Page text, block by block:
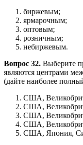
биржевым;
ярмарочным;
оптовым;
розничным;
небиржевым.
Вопрос 32. Выберите
являются центрами
(дайте наиболее
США,
США,
США,
США,
США, Япония,